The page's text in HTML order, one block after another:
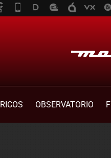
OBSERVATORIO